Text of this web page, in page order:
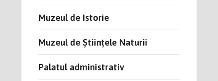
Muzeul de Istorie
Muzeul de Științele Naturii
Palatul administrativ